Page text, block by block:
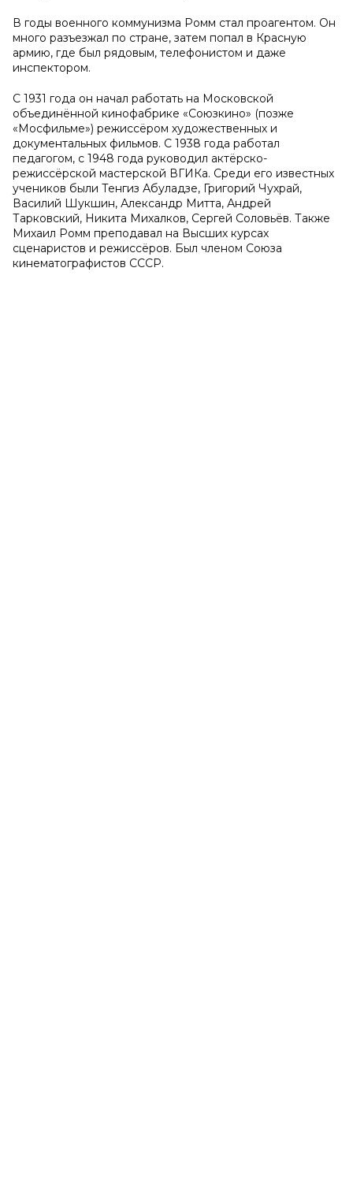
В годы военного коммунизма Ромм стал проагентом. Он
много разъезжал по стране, затем попал в Красную
армию, где был рядовым, телефонистом и даже
инспектором.
С 1931 года он начал работать на Московской
объединённой кинофабрике «Союзкино» (позже
«Мосфильме») режиссёром художественных и
документальных фильмов. С 1938 года работал
педагогом, с 1948 года руководил актёрско-
режиссёрской мастерской ВГИКа. Среди его известных
учеников были Тенгиз Абуладзе, Григорий Чухрай,
Василий Шукшин, Александр Митта, Андрей
Тарковский, Никита Михалков, Сергей Соловьёв. Также
Михаил Ромм преподавал на Высших курсах
сценаристов и режиссёров. Был членом Союза
кинематографистов СССР.